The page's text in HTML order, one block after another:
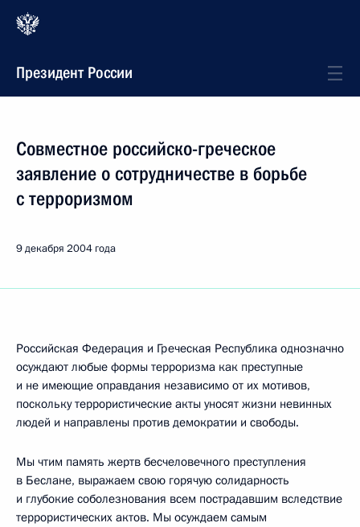
Президент России
Совместное российско-греческое
заявление о сотрудничестве в борьбе
с терроризмом
9 декабря 2004 года
Российская Федерация и Греческая Республика однозначно
осуждают любые формы терроризма как преступные
и не имеющие оправдания независимо от их мотивов,
поскольку террористические акты уносят жизни невинных
людей и направлены против демократии и свободы.
Мы чтим память жертв бесчеловечного преступления
в Беслане, выражаем свою горячую солидарность
и глубокие соболезнования всем пострадавшим вследствие
террористических актов. Мы осуждаем самым